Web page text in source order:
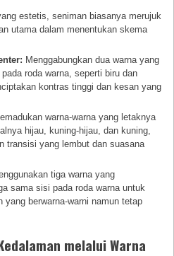
estetis, seniman biasanya merujuk
utama dalam menentukan skema
Menggabungkan dua warna yang
roda warna, seperti biru dan
kontras tinggi dan kesan yang
warna-warna yang letaknya
hijau, kuning-hijau, dan kuning,
transisi yang lembut dan suasana
tiga warna yang
sama sisi pada roda warna untuk
yang berwarna-warni namun tetap
melalui Warna